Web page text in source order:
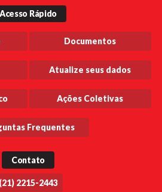
Acesso Rápido
Documentos
Atualize seus dados
Ações Coletivas
Frequentes
Contato
(21) 2215-2443